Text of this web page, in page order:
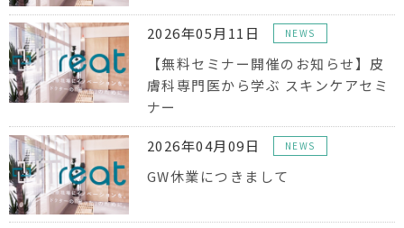
2026年05月11日 NEWS
【無料セミナー開催のお知らせ】皮
膚科専門医から学ぶ スキンケアセミ
ナー
2026年04月09日 NEWS
GW休業につきまして